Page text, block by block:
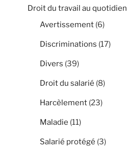
Droit du travail au quotidien
Avertissement (6)
Discriminations (17)
Divers (39)
Droit du salarié (8)
Harcèlement (23)
Maladie (11)
Salarié protégé (3)